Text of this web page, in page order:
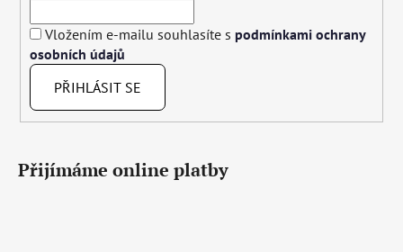
Vložením e-mailu souhlasíte s podmínkami ochrany
osobních údajů
PŘIHLÁSIT SE
Přijímáme online platby